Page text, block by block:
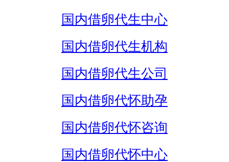
国内借卵代生中心
国内借卵代生机构
国内借卵代生公司
国内借卵代怀助孕
国内借卵代怀咨询
国内借卵代怀中心